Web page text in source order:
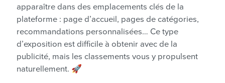
apparaître dans des emplacements clés de la
plateforme : page d’accueil, pages de catégories,
recommandations personnalisées… Ce type
d’exposition est difficile à obtenir avec de la
publicité, mais les classements vous y propulsent
naturellement. 🚀